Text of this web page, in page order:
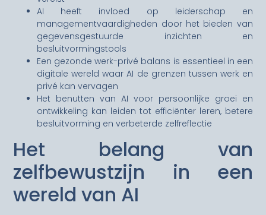
AI heeft invloed op leiderschap en
managementvaardigheden door het bieden van
gegevensgestuurde inzichten en
besluitvormingstools
Een gezonde werk-privé balans is essentieel in een
digitale wereld waar AI de grenzen tussen werk en
privé kan vervagen
Het benutten van AI voor persoonlijke groei en
ontwikkeling kan leiden tot efficiënter leren, betere
besluitvorming en verbeterde zelfreflectie
Het belang van
zelfbewustzijn in een
wereld van AI